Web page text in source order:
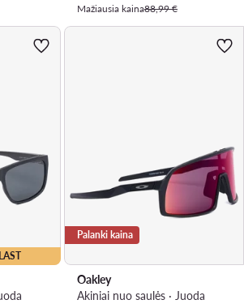
Mažiausia kaina88,99 €
Palanki kaina
Oakley
Akiniai nuo saulės · Juoda